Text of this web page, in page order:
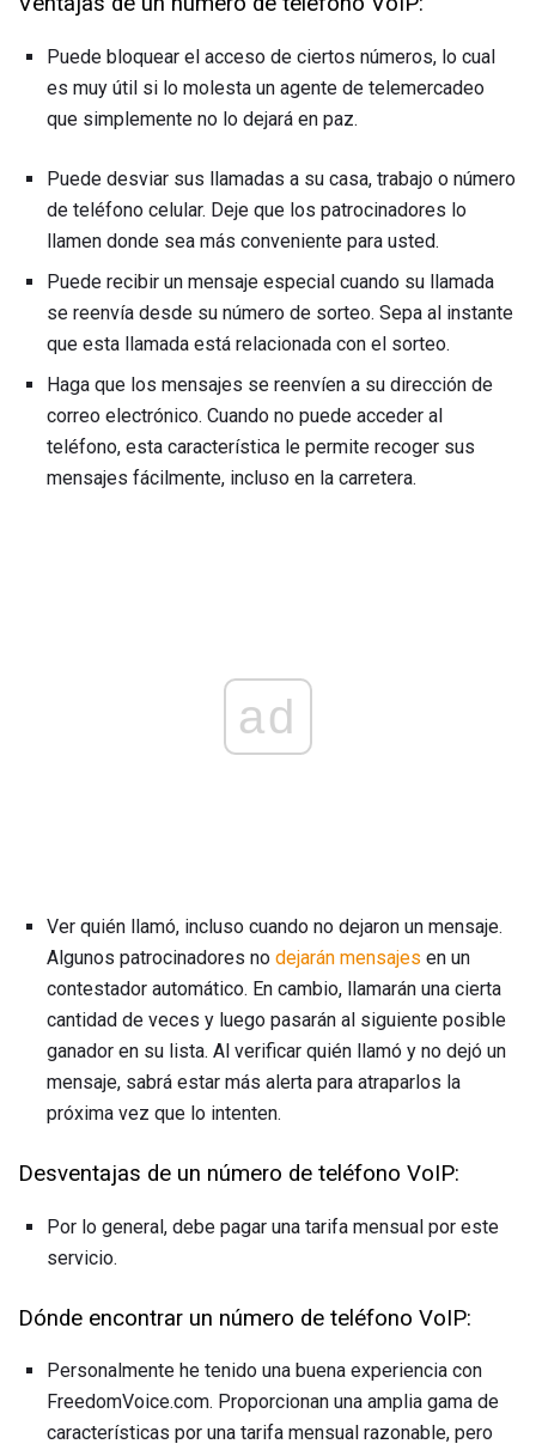
Puede bloquear el acceso de ciertos números, lo cual
es muy útil si lo molesta un agente de telemercadeo
que simplemente no lo dejará en paz.
Puede desviar sus llamadas a su casa, trabajo o número
de teléfono celular. Deje que los patrocinadores lo
llamen donde sea más conveniente para usted.
Puede recibir un mensaje especial cuando su llamada
se reenvía desde su número de sorteo. Sepa al instante
que esta llamada está relacionada con el sorteo.
Haga que los mensajes se reenvíen a su dirección de
correo electrónico. Cuando no puede acceder al
teléfono, esta característica le permite recoger sus
mensajes fácilmente, incluso en la carretera.
ad
Ver quién llamó, incluso cuando no dejaron un mensaje.
Algunos patrocinadores no dejarán mensajes en un
contestador automático. En cambio, llamarán una cierta
cantidad de veces y luego pasarán al siguiente posible
ganador en su lista. Al verificar quién llamó y no dejó un
mensaje, sabrá estar más alerta para atraparlos la
próxima vez que lo intenten.
Desventajas de un número de teléfono VoIP:
Por lo general, debe pagar una tarifa mensual por este
servicio.
Dónde encontrar un número de teléfono VoIP:
Personalmente he tenido una buena experiencia con
FreedomVoice.com. Proporcionan una amplia gama de
características por una tarifa mensual razonable, pero